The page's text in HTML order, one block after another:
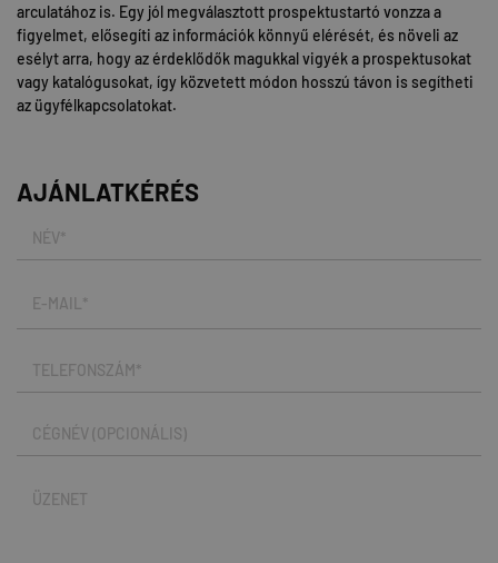
arculatához is. Egy jól megválasztott prospektustartó vonzza a
figyelmet, elősegíti az információk könnyű elérését, és növeli az
esélyt arra, hogy az érdeklődők magukkal vigyék a prospektusokat
vagy katalógusokat, így közvetett módon hosszú távon is segítheti
az ügyfélkapcsolatokat.
AJÁNLATKÉRÉS